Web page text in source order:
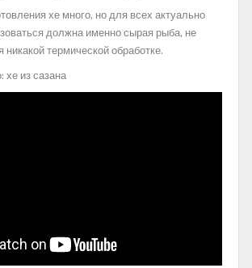
хе много, но для всех актуально
должна именно сырая рыба, не
термической обработке.
хе из сазана